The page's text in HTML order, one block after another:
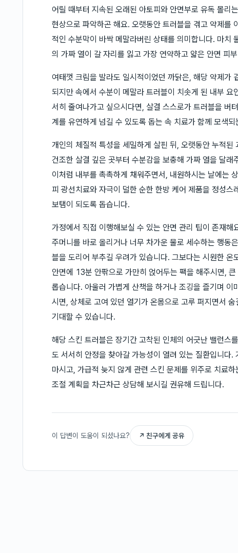
어릴 때부터 지속된 오래된 아토피와 안면부로 유독 몰리
현상으로 파악하곤 해요. 오랫동안 트러블을 겪고 약제를
적인 수분막이 바싹 메말라버린 상태를 의미합니다. 마치
의 가짜 열이 갈 자리를 잃고 가장 연약하고 얇은 안면 피
여태껏 크림을 발라도 일시적이었던 까닭은, 해당 약제가
되지만 속에서 수분이 메말라 트러블이 치솟게 된 내부
서히 줄여나가고 싶으시다면, 살결 스스로가 트러블을 버
계를 유연하게 넘길 수 있도록 돕는 속 치료가 함께 모색
개인의 체질적 특성을 세밀하게 살핀 뒤, 오랫동안 누적
건조한 살결 깊은 곳부터 수분감을 보충해 가짜 열을 달
이처럼 내부를 촉촉하게 채워주면서, 내원하시는 날에는
피 광선치료와 자극이 덜한 순한 한방 케어 제품을 정성
보탬이 되도록 돕습니다.
가정에서 직접 이행해보실 수 있는 안면 관리 팁이 존재
주머니를 바로 올리거나 너무 차가운 물로 세수하는 행동
블을 도리어 부추길 우려가 있습니다. 그보다는 시원한
안면에 13분 안팎으로 가만히 얹어두는 팩을 해주시면,
롭습니다. 아울러 가볍게 산책을 하거나 조깅을 즐기며
시면, 상체로 고여 있던 열기가 온몸으로 고루 퍼지면서
기대할 수 있습니다.
해당 스킨 트러블은 장기간 고착된 인체의 어긋난 밸런스
도 서서히 안정을 찾아갈 가능성이 열려 있는 질환입니다.
마시고, 가급적 늦지 않게 관련 스킨 문제를 위주로 치료
조절 계획을 차근차근 상담해 보시길 권유해 드립니다.
이 답변이 도움이 되셨나요? ↗ 친구에게 공유